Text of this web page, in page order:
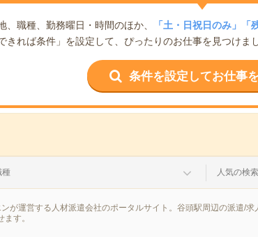
、職種、勤務曜日・時間のほか、 「土・日祝日のみ」「
きれば条件」を設定して、ぴったりのお仕事を見つけま
条件を設定してお仕事
種 人気の検
が運営する人材派遣会社のポータルサイト。谷頭駅周辺の派遣/
す。